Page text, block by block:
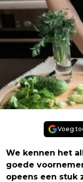
Voeg
We kennen het
goede
opeens een stuk